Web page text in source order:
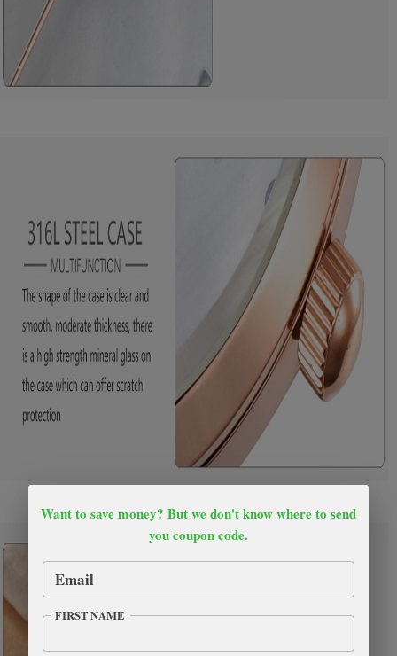
Want to save money? But we don't know where to send
you coupon code.
Email
FIRST NAME